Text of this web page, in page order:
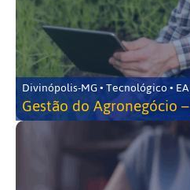
Divinópolis-MG •
Gestão do Agronegócio